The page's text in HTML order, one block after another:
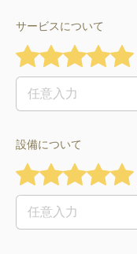
サービスについて
設備について